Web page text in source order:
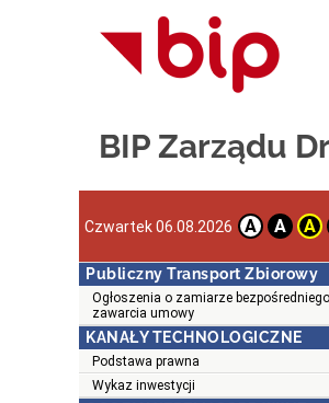
BIP Zarządu
Czwartek 06.08.2026 A A A
Publiczny Transport Zbiorowy
Ogłoszenia o zamiarze bezpośredniego
zawarcia umowy
KANAŁY TECHNOLOGICZNE
Podstawa prawna
Wykaz inwestycji